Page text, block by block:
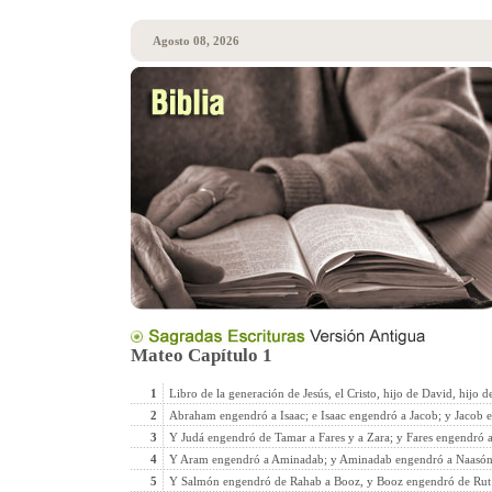
Agosto 08, 2026
Mateo Capítulo 1
1
Libro de la generación de Jesús, el Cristo, hijo de David, hijo
2
Abraham engendró a Isaac; e Isaac engendró a Jacob; y Jacob
3
Y Judá engendró de Tamar a Fares y a Zara; y Fares
4
Y Aram engendró a Aminadab; y Aminadab engendró a
5
Y Salmón engendró de Rahab a Booz, y Booz engendró de